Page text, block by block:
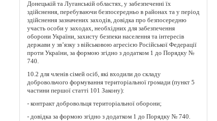
Донецькій та Луганській областях, у забезпеченні їх
здійснення, перебуваючи безпосередньо в районах та у період
здійснення зазначених заходів, довідка про безпосередню
участь особи у заходах, необхідних для забезпечення
оборони України, захисту безпеки населення та інтересів
держави у зв’язку з військовою агресією Російської Федерації
проти України, за формою згідно з додатком 1 до Порядку №
740.
10.2 для членів сімей осіб, які входили до складу
добровольчого формування територіальної громади (пункт 5
частини першої статті 101 Закону):
- контракт добровольця територіальної оборони;
- довідка за формою згідно з додатком 1 до Порядку № 740.